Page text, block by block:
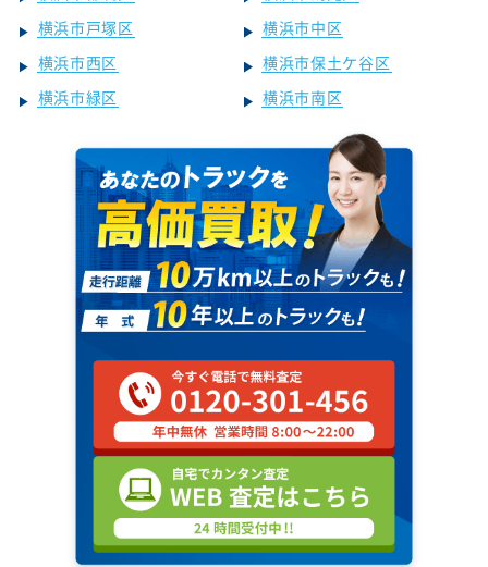
横浜市戸塚区
横浜市中区
横浜市西区
横浜市保土ケ谷区
横浜市緑区
横浜市南区